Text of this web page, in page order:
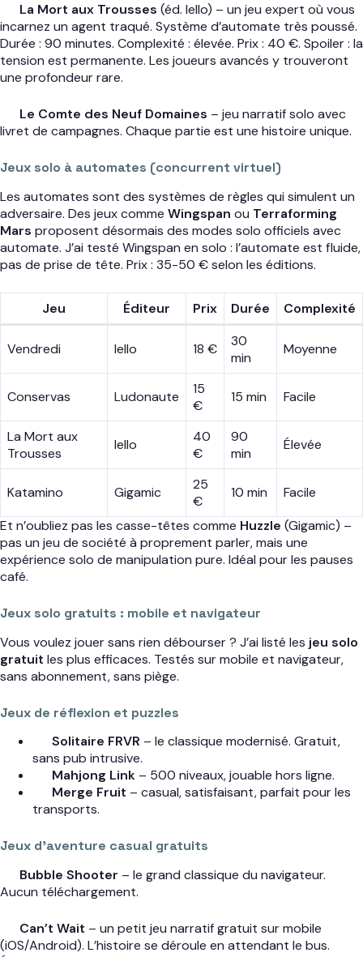
La Mort aux Trousses (éd. Iello) – un jeu expert où vous
incarnez un agent traqué. Système d’automate très poussé.
Durée : 90 minutes. Complexité : élevée. Prix : 40 €. Spoiler : la
tension est permanente. Les joueurs avancés y trouveront
une profondeur rare.
Le Comte des Neuf Domaines – jeu narratif solo avec
livret de campagnes. Chaque partie est une histoire unique.
Jeux solo à automates (concurrent virtuel)
Les automates sont des systèmes de règles qui simulent un
adversaire. Des jeux comme Wingspan ou Terraforming
Mars proposent désormais des modes solo officiels avec
automate. J’ai testé Wingspan en solo : l’automate est fluide,
pas de prise de tête. Prix : 35-50 € selon les éditions.
Jeu Éditeur Prix Durée Complexité
Vendredi Iello 18 €
30
min
Moyenne
Conservas Ludonaute
15
€
15 min Facile
La Mort aux
Trousses
Iello
40
€
90
min
Élevée
Katamino Gigamic
25
€
10 min
Facile
Et n’oubliez pas les casse-têtes comme Huzzle (Gigamic) –
pas un jeu de société à proprement parler, mais une
expérience solo de manipulation pure. Idéal pour les pauses
café.
Jeux solo gratuits : mobile et navigateur
Vous voulez jouer sans rien débourser ? J’ai listé les jeu solo
gratuit les plus efficaces. Testés sur mobile et navigateur,
sans abonnement, sans piège.
Jeux de réflexion et puzzles
Solitaire FRVR – le classique modernisé. Gratuit,
sans pub intrusive.
Mahjong Link – 500 niveaux, jouable hors ligne.
Merge Fruit – casual, satisfaisant, parfait pour les
transports.
Jeux d’aventure casual gratuits
Bubble Shooter – le grand classique du navigateur.
Aucun téléchargement.
Can’t Wait – un petit jeu narratif gratuit sur mobile
(iOS/Android). L’histoire se déroule en attendant le bus.